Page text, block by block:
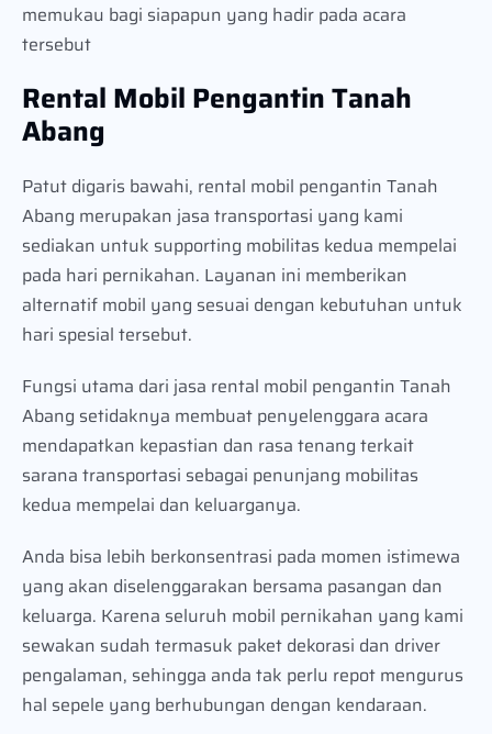
memukau bagi siapapun yang hadir pada acara
tersebut
Rental Mobil Pengantin Tanah
Abang
Patut digaris bawahi, rental mobil pengantin Tanah
Abang merupakan jasa transportasi yang kami
sediakan untuk supporting mobilitas kedua mempelai
pada hari pernikahan. Layanan ini memberikan
alternatif mobil yang sesuai dengan kebutuhan untuk
hari spesial tersebut.
Fungsi utama dari jasa rental mobil pengantin Tanah
Abang setidaknya membuat penyelenggara acara
mendapatkan kepastian dan rasa tenang terkait
sarana transportasi sebagai penunjang mobilitas
kedua mempelai dan keluarganya.
Anda bisa lebih berkonsentrasi pada momen istimewa
yang akan diselenggarakan bersama pasangan dan
keluarga. Karena seluruh mobil pernikahan yang kami
sewakan sudah termasuk paket dekorasi dan driver
pengalaman, sehingga anda tak perlu repot mengurus
hal sepele yang berhubungan dengan kendaraan.